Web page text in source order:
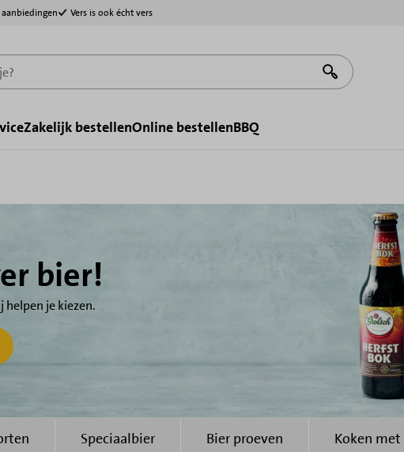
Vers is ook écht vers
Zakelijk bestellenOnline bestellenBBQ
bier!
helpen je kiezen.
Speciaalbier Bier proeven Koken